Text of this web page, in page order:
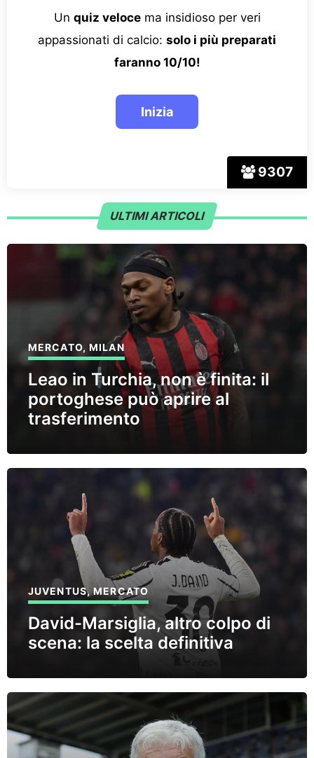
9307
Un quiz velocema insidioso per veri
appassionati di calcio: solo i più preparati
faranno 10/10!
ULTIMI ARTICOLI
MERCATO,MILAN
Leao in Turchia, non è finita: il
portoghese può aprire al
trasferimento
JUVENTUS,MERCATO
David-Marsiglia, altro colpo di
scena: la scelta definitiva